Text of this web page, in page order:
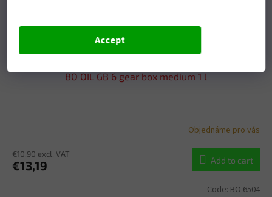
Accept
BO OIL GB 6 gear box medium 1 l
Objednáme pro vás
€10,90 excl. VAT
€13,19 Add to cart
Code: BO 6504